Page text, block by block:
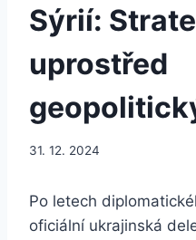
Sýrií:
uprostřed
31. 12. 2024
Po letech
oficiální ukrajinská